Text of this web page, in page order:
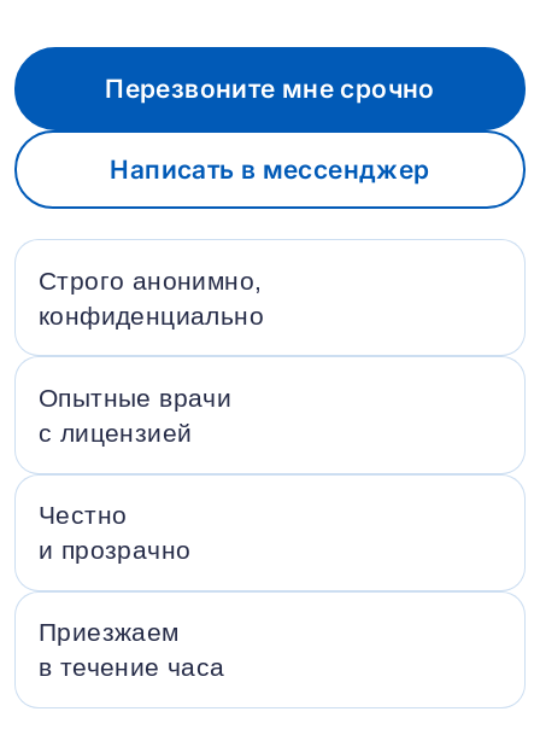
Перезвоните мне срочно
Написать в мессенджер
Строго анонимно,
конфиденциально
Опытные врачи
с лицензией
Честно
и прозрачно
Приезжаем
в течение часа